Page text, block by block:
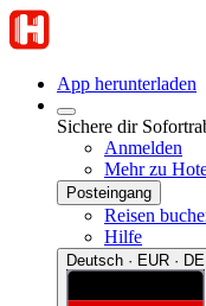
App herunterladen
Sichere dir
Anmelden
Mehr zu
Posteingang
Reisen
Hilfe
Deutsch · EUR · DE